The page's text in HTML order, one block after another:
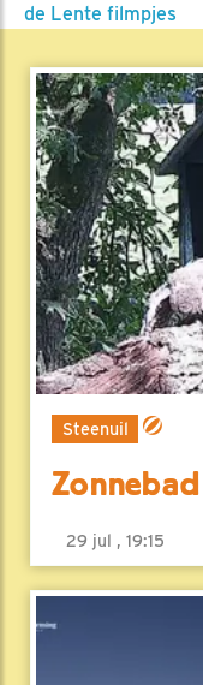
de Lente filmpjes
Steenuil
Zonnebad
29 jul , 19:15